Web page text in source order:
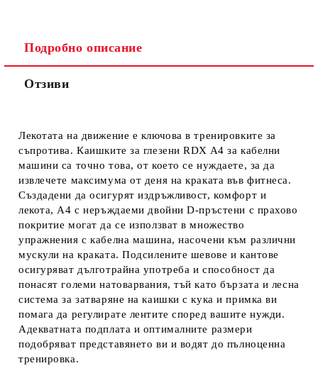
Подробно описание
Отзиви
Лекотата на движение е ключова в тренировките за
съпротива. Каишките за глезени RDX A4 за кабелни
машини са точно това, от което се нуждаете, за да
извлечете максимума от деня на краката във фитнеса.
Създадени да осигурят издръжливост, комфорт и
лекота, A4 с неръждаеми двойни D-пръстени с прахово
покритие могат да се използват в множество
упражнения с кабелна машина, насочени към различни
мускули на краката. Подсилените шевове и кантове
осигуряват дълготрайна употреба и способност да
понасят големи натоварвания, тъй като бързата и лесна
система за затваряне на каишки с кука и примка ви
помага да регулирате лентите според вашите нужди.
Адекватната подплата и оптималните размери
подобряват представянето ви и водят до пълноценна
тренировка.